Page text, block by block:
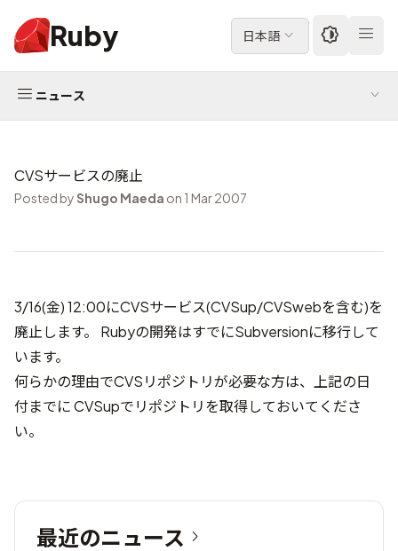
Ruby 日本語
ニュース
CVSサービスの廃止
Posted byShugo Maeda on 1 Mar 2007
3/16(金) 12:00にCVSサービス(CVSup/CVSwebを含む)を
廃止します。 Rubyの開発はすでにSubversionに移行して
います。
何らかの理由でCVSリポジトリが必要な方は、上記の日
付までに CVSupでリポジトリを取得しておいてくださ
い。
最近のニュース